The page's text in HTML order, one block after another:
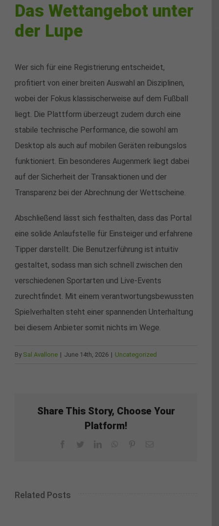
Das Wettangebot unter
der Lupe
Wer sich für eine Registrierung entscheidet,
profitiert von einer breiten Auswahl an Disziplinen,
wobei der Fokus klassischerweise auf dem Fußball
liegt. Die Plattform überzeugt zudem durch eine
stabile technische Performance, die sowohl am
Desktop als auch auf mobilen Geräten reibungslos
funktioniert. Ein besonderes Augenmerk liegt dabei
auf der Sicherheit der Transaktionen und der
Transparenz bei der Abrechnung der Wettscheine.
Abschließend lässt sich festhalten, dass das Portal
eine solide Anlaufstelle für Einsteiger und erfahrene
Tipper darstellt. Die Benutzerführung ist intuitiv
gestaltet, sodass man sich schnell zwischen den
verschiedenen Sportarten und Live-Events
zurechtfindet. Mit einem verantwortungsbewussten
Spielverhalten steht einer spannenden Unterhaltung
bei diesem Anbieter somit nichts im Wege.
By Sal Avallone | June 14th, 2026 | Uncategorized
Share This Story, Choose Your
Platform!
Related Posts